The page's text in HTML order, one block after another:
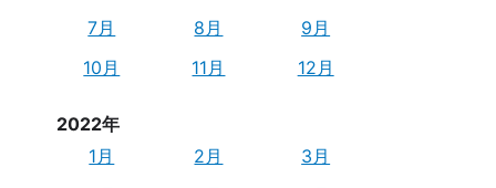
7月
8月
9月
10月
11月 12月
2022年
1月
2月
3月